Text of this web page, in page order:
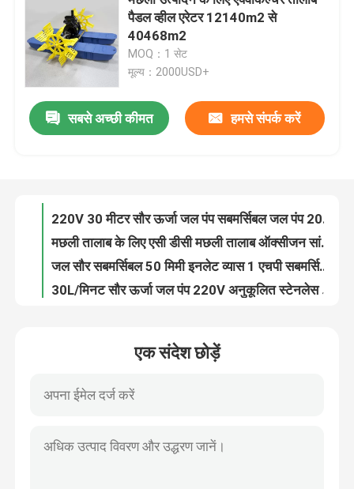
घर
उत्पादों
वीडियो
गुणवत्ता नियंत्रण
पैडल व्हील एरेटर 12140m2 से
40468m2
MOQ：1 सेट
मूल्य：2000USD+
सबसे अच्छी कीमत हमसे संपर्क करें
2.5 लीटर/मिनट मछली तालाब ऑक्सीजनेटर इम्पेलर तालाब 25 एक्स 15 एक्स 20 सेमी
मछली तालाब के लिए एसी डीसी मछली तालाब ऑक्सीजन सांद्रक ऑक्सीजन जेनरेटर
जल सौर सबमर्सिबल 50 मिमी इनलेट व्यास 1 एचपी सबमर्सिबल पंप
एक संदेश छोड़ें